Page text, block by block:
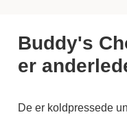
Buddy's
er
De er koldpressede